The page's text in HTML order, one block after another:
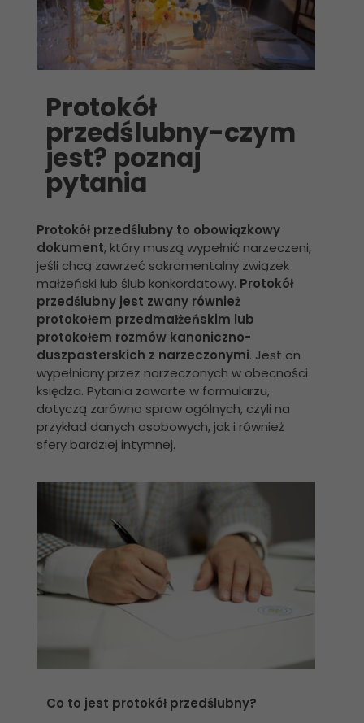
Protokół
przedślubny-czym
jest? poznaj
pytania
Protokół przedślubny to obowiązkowy
dokument, który muszą wypełnić narzeczeni,
jeśli chcą zawrzeć sakramentalny związek
małżeński lub ślub konkordatowy. Protokół
przedślubny jest zwany również
protokołem przedmałżeńskim lub
protokołem rozmów kanoniczno-
duszpasterskich z narzeczonymi. Jest on
wypełniany przez narzeczonych w obecności
księdza. Pytania zawarte w formularzu,
dotyczą zarówno spraw ogólnych, czyli na
przykład danych osobowych, jak i również
sfery bardziej intymnej.
Co to jest protokół przedślubny?